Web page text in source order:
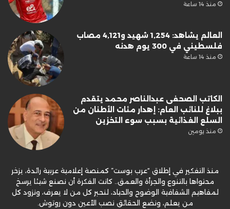
منذ 14 ساعة
العالم يشاهد: 1,254 شهيد و4,121 مصاب
فلسطيني في 300 يوم هدنه
منذ 14 ساعة
الكاتب الصحفى عبدالناصر محمد يتقدم
ببلاغ للنائب العام: إهدار مئات الأطنان من
السلع الغذائية بسبب سوء التخزين
منذ يومين
منذ التفكير في إطلاق “عرب بوست” كمنصة إعلامية عربية رائدة، يزخر
محتواها بالتنوع والجرأة والعمق.. كانت الفكرة أن نصنع شيئا يرسخ
لمفاهيم الشفافية الوضوح والحياد، لنحبر كل من لا يعرف، ونزود كل
من يعلم، ونضع الحقائق نصب الأعين دون روتوش.